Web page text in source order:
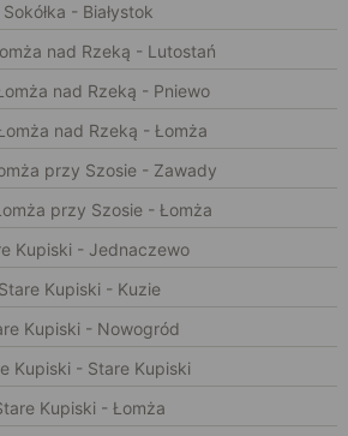
Sokółka - Białystok
nad Rzeką - Lutostań
nad Rzeką - Pniewo
nad Rzeką - Łomża
przy Szosie - Zawady
przy Szosie - Łomża
Kupiski - Jednaczewo
Stare Kupiski - Kuzie
Kupiski - Nowogród
Kupiski - Stare Kupiski
Kupiski - Łomża